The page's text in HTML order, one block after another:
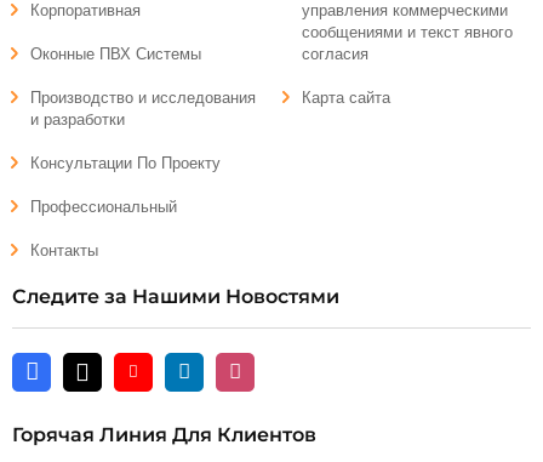
Корпоративная
Оконные ПВХ Cистемы
Производство и исследования
и разработки
Консультации По Проекту
Профессиональный
Контакты
управления коммерческими
сообщениями и текст явного
согласия
Карта сайта
Следите за Нашими Новостями
Горячая Линия Для Клиентов